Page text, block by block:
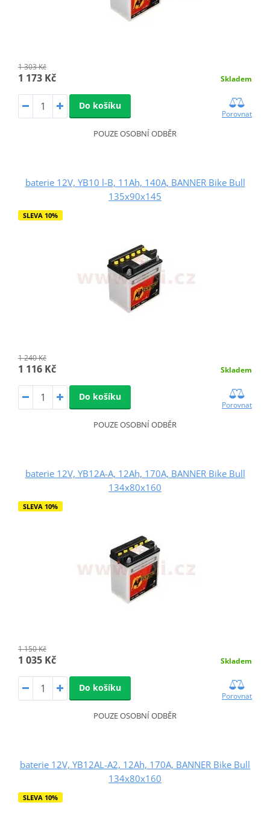
1 303 Kč
1 173 Kč Skladem
Do košíku
Porovnat
POUZE OSOBNÍ ODBĚR
baterie 12V, YB10 l-B, 11Ah, 140A, BANNER Bike Bull
135x90x145
SLEVA 10%
1 240 Kč
1 116 Kč Skladem
Do košíku
Porovnat
POUZE OSOBNÍ ODBĚR
baterie 12V, YB12A-A, 12Ah, 170A, BANNER Bike Bull
134x80x160
SLEVA 10%
1 150 Kč
1 035 Kč Skladem
Do košíku
Porovnat
POUZE OSOBNÍ ODBĚR
baterie 12V, YB12AL-A2, 12Ah, 170A, BANNER Bike Bull
134x80x160
SLEVA 10%